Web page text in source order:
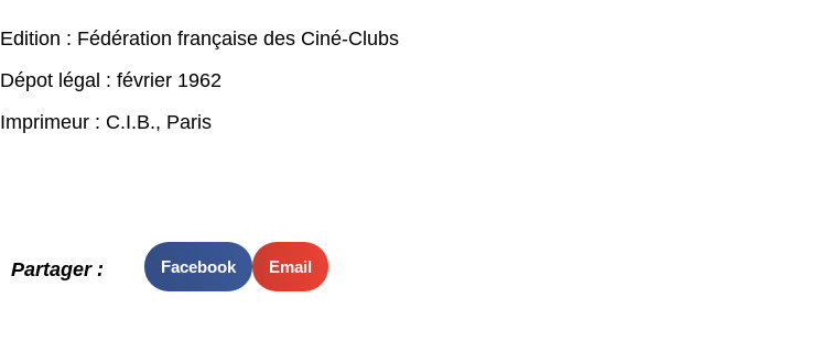
Edition : Fédération française des Ciné-Clubs
Dépot légal : février 1962
Imprimeur : C.I.B., Paris
Partager : Facebook Email